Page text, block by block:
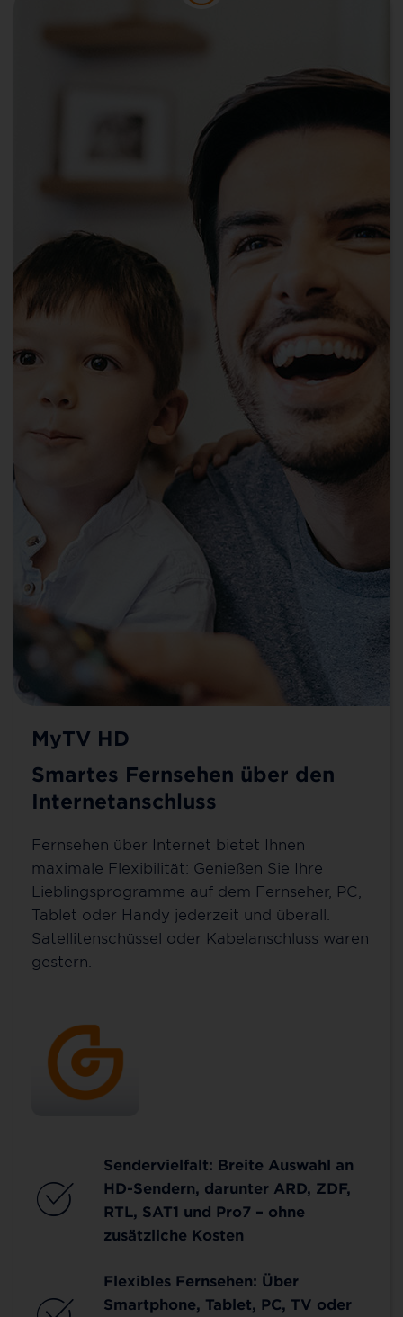
MyTV HD
Smartes Fernsehen über den
Internetanschluss
Fernsehen über Internet bietet Ihnen
maximale Flexibilität: Genießen Sie Ihre
Lieblingsprogramme auf dem Fernseher, PC,
Tablet oder Handy jederzeit und überall.
Satellitenschüssel oder Kabelanschluss waren
gestern.
Sendervielfalt: Breite Auswahl an
HD-Sendern, darunter ARD, ZDF,
RTL, SAT1 und Pro7 – ohne
zusätzliche Kosten
Flexibles Fernsehen: Über
Smartphone, Tablet, PC, TV oder